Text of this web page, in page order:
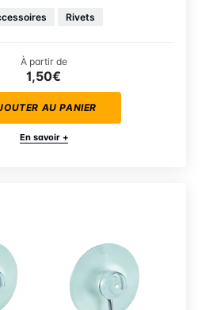
Rivets
À partir de
1,50€
AU PANIER
En savoir +